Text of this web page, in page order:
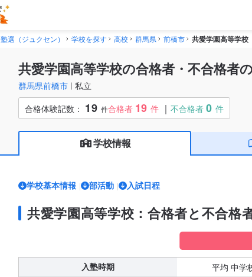
塾選（ジュクセン） 学校を探す 高校 群馬県 前橋市 共愛学園高等学校
共愛学園高等学校の合格者・不合格者
群馬県前橋市 私立
合格体験記数： 19 件合格者 19件 不合格者0件
学校情報
学校基本情報 部活動 入試日程
共愛学園高等学校：合格者と不合格
入塾時期 平均 中学